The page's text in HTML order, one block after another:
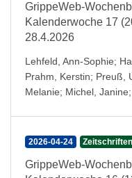
GrippeWeb-
Kalenderwoche 17
28.4.2026
Lehfeld, Ann-Sophie;
Prahm, Kerstin; Preuß,
Melanie; Michel, Janine;
2026-04-24
GrippeWeb-